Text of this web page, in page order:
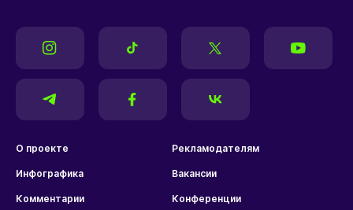
О проекте Рекламодателям
Инфографика Вакансии
Комментарии Конференции